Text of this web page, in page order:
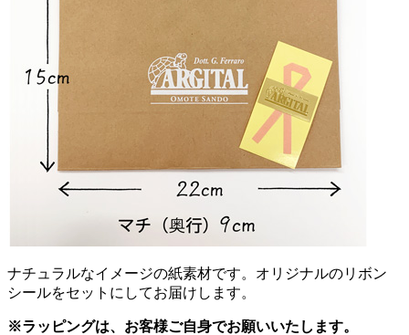
ナチュラルなイメージの紙素材です。オリジナルのリボン
シールをセットにしてお届けします。
※ラッピングは、お客様ご自身でお願いいたします。